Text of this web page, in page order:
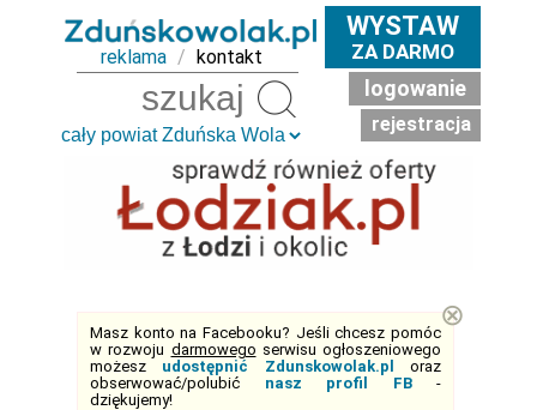
reklama / kontakt
WYSTAW
ZA DARMO
logowanie
rejestracja
Masz konto na Facebooku? Jeśli chcesz pomóc
w rozwoju darmowego serwisu ogłoszeniowego
możesz udostępnić Zdunskowolak.pl
oraz
obserwować/polubić nasz profil FB-
dziękujemy!
⊗